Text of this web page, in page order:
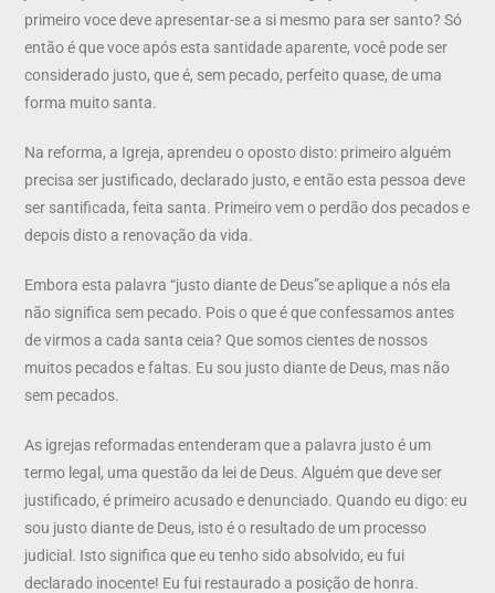
primeiro voce deve apresentar-se a si mesmo para ser santo? Só
então é que voce após esta santidade aparente, você pode ser
considerado justo, que é, sem pecado, perfeito quase, de uma
forma muito santa.
Na reforma, a Igreja, aprendeu o oposto disto: primeiro alguém
precisa ser justificado, declarado justo, e então esta pessoa deve
ser santificada, feita santa. Primeiro vem o perdão dos pecados e
depois disto a renovação da vida.
Embora esta palavra “justo diante de Deus”se aplique a nós ela
não significa sem pecado. Pois o que é que confessamos antes
de virmos a cada santa ceia? Que somos cientes de nossos
muitos pecados e faltas. Eu sou justo diante de Deus, mas não
sem pecados.
As igrejas reformadas entenderam que a palavra justo é um
termo legal, uma questão da lei de Deus. Alguém que deve ser
justificado, é primeiro acusado e denunciado. Quando eu digo: eu
sou justo diante de Deus, isto é o resultado de um processo
judicial. Isto significa que eu tenho sido absolvido, eu fui
declarado inocente! Eu fui restaurado a posição de honra.